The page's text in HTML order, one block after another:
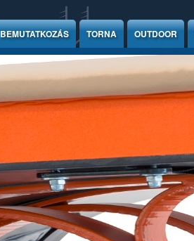
BEMUTATKOZÁS TORNA OUTDOOR